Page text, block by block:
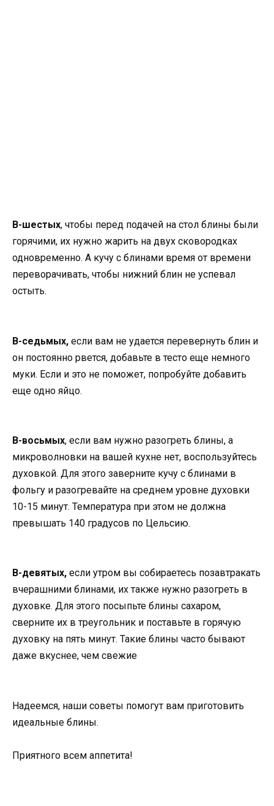
В-шестых, чтобы перед подачей на стол блины были
горячими, их нужно жарить на двух сковородках
одновременно. А кучу с блинами время от времени
переворачивать, чтобы нижний блин не успевал
остыть.
В-седьмых, если вам не удается перевернуть блин и
он постоянно рвется, добавьте в тесто еще немного
муки. Если и это не поможет, попробуйте добавить
еще одно яйцо.
В-восьмых, если вам нужно разогреть блины, а
микроволновки на вашей кухне нет, воспользуйтесь
духовкой. Для этого заверните кучу с блинами в
фольгу и разогревайте на среднем уровне духовки
10-15 минут. Температура при этом не должна
превышать 140 градусов по Цельсию.
В-девятых, если утром вы собираетесь позавтракать
вчерашними блинами, их также нужно разогреть в
духовке. Для этого посыпьте блины сахаром,
сверните их в треугольник и поставьте в горячую
духовку на пять минут. Такие блины часто бывают
даже вкуснее, чем свежие
Надеемся, наши советы помогут вам приготовить
идеальные блины.
Приятного всем аппетита!